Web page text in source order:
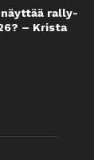
rally-
– Krista